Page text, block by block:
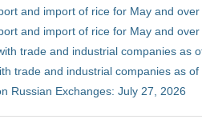
and import of rice for May and
and import of rice for May and
trade and industrial companies as
trade and industrial companies as
Russian Exchanges: July 27, 2026